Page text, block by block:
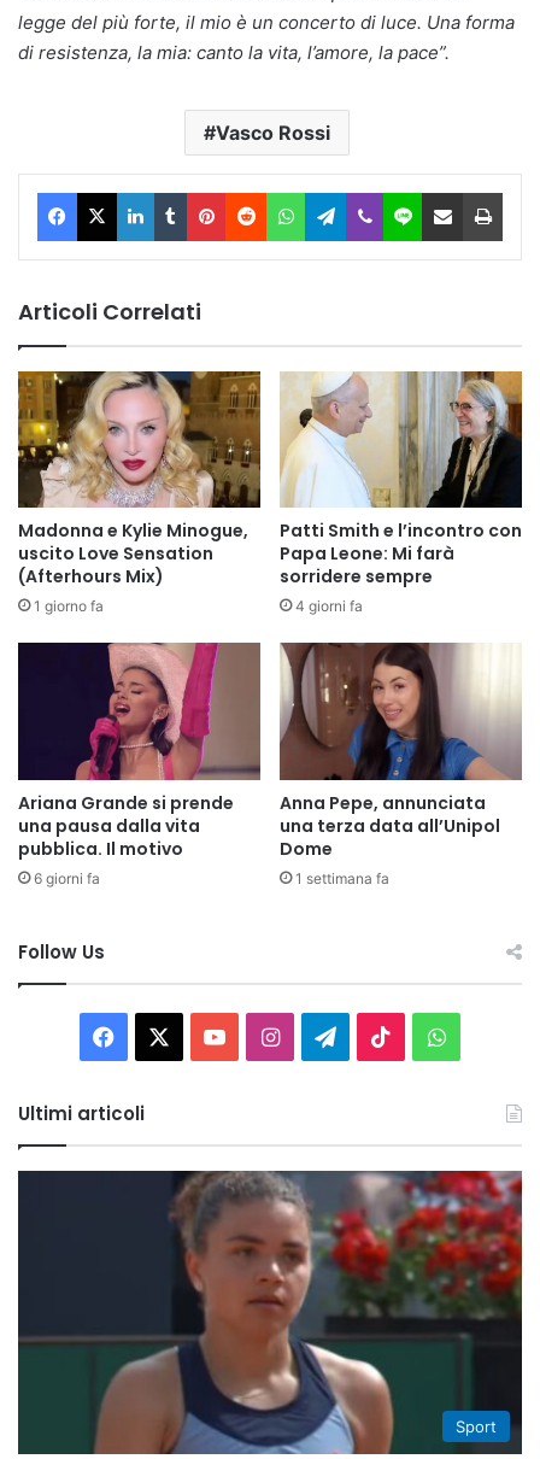
legge del più forte, il mio è un concerto di luce. Una forma
di resistenza, la mia: canto la vita, l’amore, la pace”.
Vasco Rossi
Facebook
X LinkedIn
TumblrPinterest
RedditWhatsAppTelegram
ViberLine Condividi via Email
Articoli Correlati
Madonna e Kylie Minogue,
uscito Love Sensation
(Afterhours Mix)
1 giorno fa
Patti Smith e l’incontro con
Papa Leone: Mi farà
sorridere sempre
4 giorni fa
Ariana Grande si prende
una pausa dalla vita
pubblica. Il motivo
6 giorni fa
Anna Pepe, annunciata
una terza data all’Unipol
Dome
1 settimana fa
Follow Us
Facebook You InstagramTelegram
TikTok
Ultimi articoli
Sport